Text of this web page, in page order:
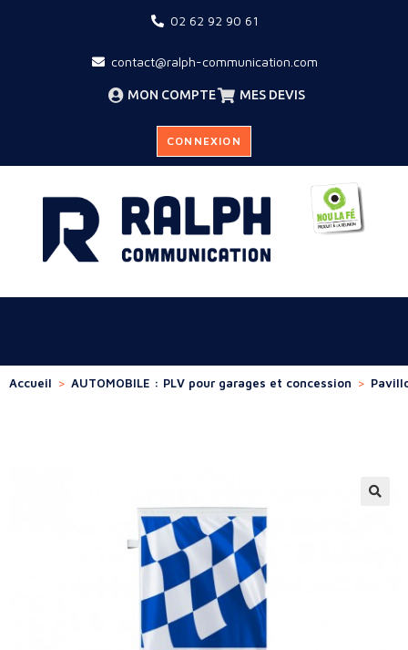
02 62 92 90 61
contact@ralph-communication.com
MON COMPTE MES DEVIS
CONNEXION
Accueil > AUTOMOBILE : PLV pour garages et concession >